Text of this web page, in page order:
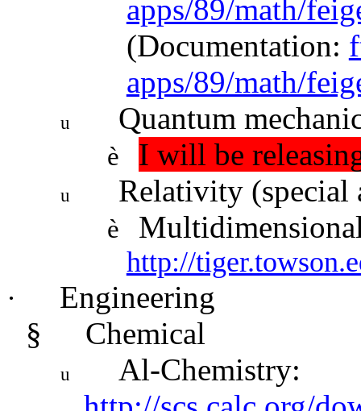
apps/89/math/
(Documentation:
apps/89/math/
u Quantum
è I will be
u Relativity (special
è
http://
·
Engineering
§
Chemical
u
Al-Chemistry: